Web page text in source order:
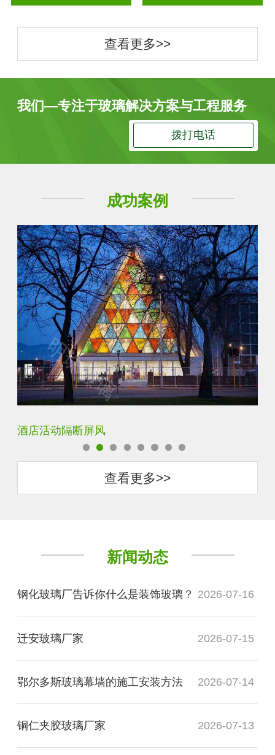
查看更多>>
我们—专注于玻璃解决方案与工程服务
拨打电话
成功案例
银玻长虹玻璃玄关隔断
查看更多>>
新闻动态
钢化玻璃厂告诉你什么是装饰玻璃？ 2026-07-16
迁安玻璃厂家 2026-07-15
鄂尔多斯玻璃幕墙的施工安装方法 2026-07-14
铜仁夹胶玻璃厂家 2026-07-13